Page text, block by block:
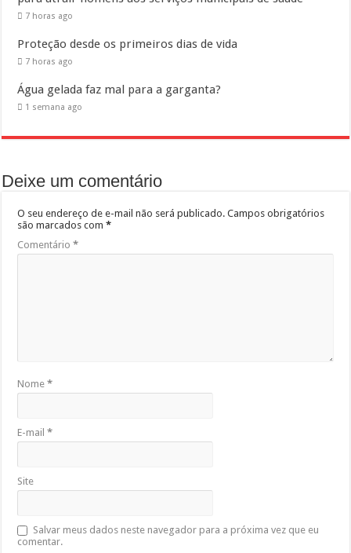
7 horas ago
Proteção desde os primeiros dias de vida
7 horas ago
Água gelada faz mal para a garganta?
1 semana ago
Deixe um comentário
O seu endereço de e-mail não será publicado. Campos obrigatórios
são marcados com*
Comentário*
Nome*
E-mail*
Site
Salvar meus dados neste navegador para a próxima vez que eu
comentar.